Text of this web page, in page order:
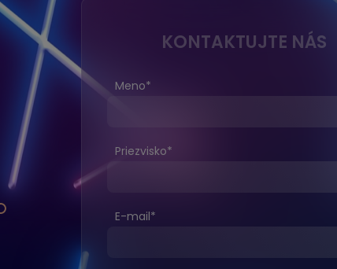
KONTAKTUJTE NÁS
Meno*
Priezvisko*
E-mail*